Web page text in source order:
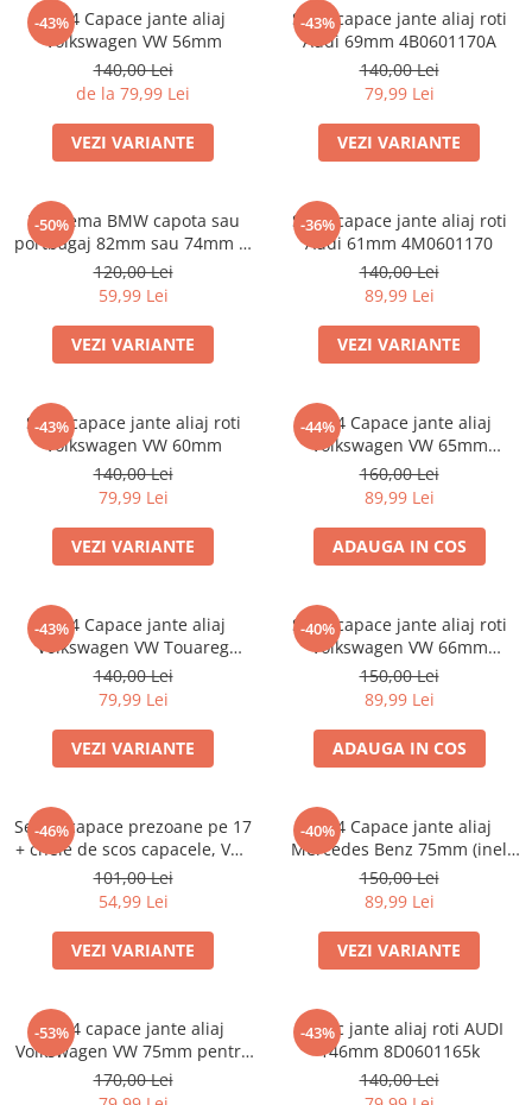
-43%
Set 4 Capace jante aliaj
Volkswagen VW 56mm
140,00 Lei
de la 79,99 Lei
VEZI VARIANTE
-43%
Set 4 capace jante aliaj roti
Audi 69mm 4B0601170A
140,00 Lei
79,99 Lei
VEZI VARIANTE
-50%
Emblema BMW capota sau
portbagaj 82mm sau 74mm (8
132375 05)
120,00 Lei
59,99 Lei
VEZI VARIANTE
-36%
Set 4 capace jante aliaj roti
Audi 61mm 4M0601170
140,00 Lei
89,99 Lei
VEZI VARIANTE
-43%
Set 4 capace jante aliaj roti
Volkswagen VW 60mm
140,00 Lei
79,99 Lei
VEZI VARIANTE
-44%
Set 4 Capace jante aliaj
Volkswagen VW 65mm
5H0601171
160,00 Lei
89,99 Lei
ADAUGA IN COS
-43%
Set 4 Capace jante aliaj
Volkswagen VW Touareg
7L6601149
140,00 Lei
79,99 Lei
VEZI VARIANTE
-40%
Set 4 capace jante aliaj roti
Volkswagen VW 66mm
5G0601171
150,00 Lei
89,99 Lei
ADAUGA IN COS
-46%
Set 20 capace prezoane pe 17
+ cheie de scos capacele, VW/
Audi /Skoda
101,00 Lei
54,99 Lei
VEZI VARIANTE
-40%
set 4 Capace jante aliaj
Mercedes Benz 75mm (inel
prindere)
150,00 Lei
89,99 Lei
VEZI VARIANTE
-53%
Set 4 capace jante aliaj
Volkswagen VW 75mm pentru
jante originale Mercedes
A1714000025
170,00 Lei
-43%
Capac jante aliaj roti AUDI
146mm 8D0601165k
140,00 Lei